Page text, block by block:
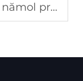
ori în apele uzate corozive?